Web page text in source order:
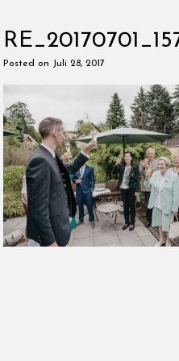
Posted on Juli 28, 2017